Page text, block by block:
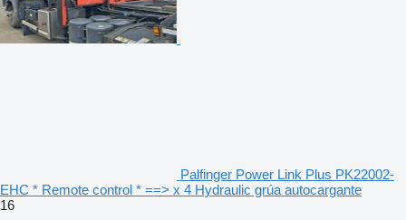
Palfinger Power Link Plus PK22002-
EHC * Remote control * ==> x 4 Hydraulic grúa autocargante
16